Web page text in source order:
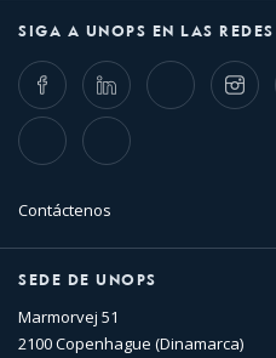
SIGA A UNOPS EN LAS
FacebookLinkedIn Twitter
TikTok Flickr
Contáctenos
SEDE DE UNOPS
Marmorvej 51
2100 Copenhague (Dinamarca)